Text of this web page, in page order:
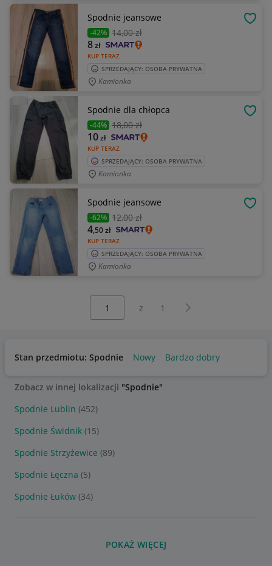
Spodnie jeansowe
-42% 14,00 zł
KUP TERAZ
8zł
SPRZEDAJĄCY: OSOBA PRYWATNA
Kamionka
Spodnie dla chłopca
-44% 18,00 zł
KUP TERAZ
10zł
SPRZEDAJĄCY: OSOBA PRYWATNA
Kamionka
Spodnie jeansowe
-62% 12,00 zł
KUP TERAZ
4,50zł
SPRZEDAJĄCY: OSOBA PRYWATNA
Kamionka
z 1 Następna strona
Stan przedmiotu: Spodnie Nowy Bardzo dobry
Zobacz w innej lokalizacji "Spodnie"
Spodnie Lublin (452)
Spodnie Świdnik (15)
Spodnie Strzyżewice (89)
Spodnie Łęczna (5)
Spodnie Łuków (34)
POKAŻ WIĘCEJ